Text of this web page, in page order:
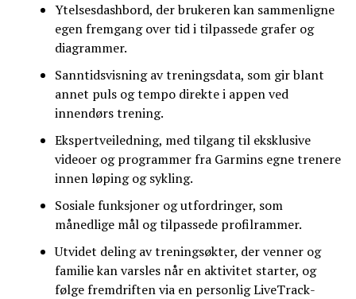
Ytelsesdashbord, der brukeren kan sammenligne
egen fremgang over tid i tilpassede grafer og
diagrammer.
Sanntidsvisning av treningsdata, som gir blant
annet puls og tempo direkte i appen ved
innendørs trening.
Ekspertveiledning, med tilgang til eksklusive
videoer og programmer fra Garmins egne trenere
innen løping og sykling.
Sosiale funksjoner og utfordringer, som
månedlige mål og tilpassede profilrammer.
Utvidet deling av treningsøkter, der venner og
familie kan varsles når en aktivitet starter, og
følge fremdriften via en personlig LiveTrack-